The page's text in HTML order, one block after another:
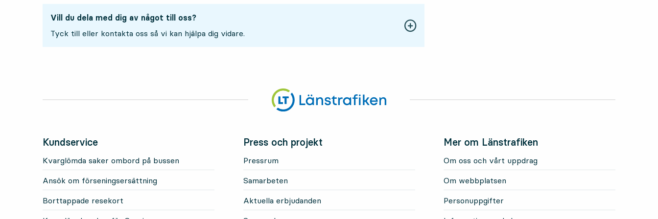
Vill du dela med dig av något till oss?
Tyck till eller kontakta oss så vi kan hjälpa dig vidare.
Kundservice
Kvarglömda saker ombord på bussen
Ansök om förseningsersättning
Borttappade resekort
Press och projekt
Pressrum
Samarbeten
Aktuella erbjudanden
Mer om Länstrafiken
Om oss och vårt uppdrag
Om webbplatsen
Personuppgifter